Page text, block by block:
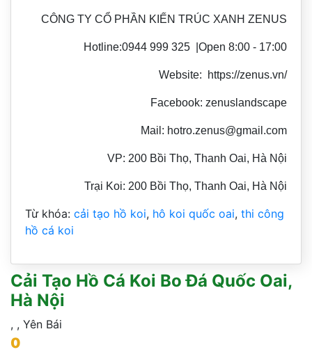
CÔNG TY CỔ PHẦN KIẾN TRÚC XANH ZENUS
Hotline:0944 999 325 |Open 8:00 - 17:00
Website: https://zenus.vn/
Facebook: zenuslandscape
Mail: hotro.zenus@gmail.com
VP: 200 Bồi Thọ, Thanh Oai, Hà Nội
Trại Koi: 200 Bồi Thọ, Thanh Oai, Hà Nội
Từ khóa: cải tạo hồ koi, hô koi quốc oai, thi công
hồ cá koi
Cải Tạo Hồ Cá Koi Bo Đá Quốc Oai,
Hà Nội
, , Yên Bái
0